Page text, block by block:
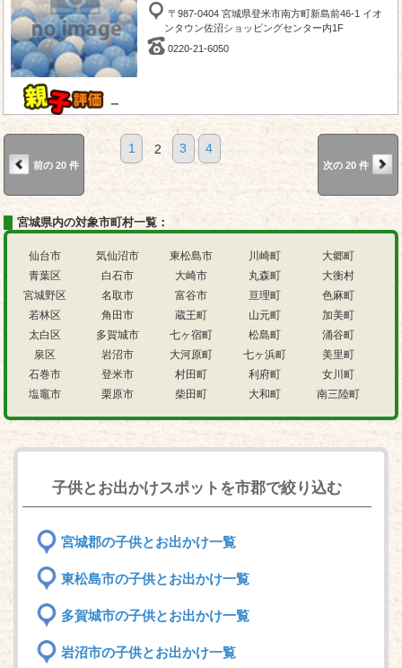
－
〒987-0404 宮城県登米市南方町新島前46-1 イオ
ンタウン佐沼ショッピングセンター内1F
0220-21-6050
前の 20 件
1 2 3 4
次の 20 件
宮城県内の対象市町村一覧：
仙台市
青葉区
宮城野区
若林区
太白区
泉区
石巻市
塩竈市
気仙沼市
白石市
名取市
角田市
多賀城市
岩沼市
登米市
栗原市
東松島市
大崎市
富谷市
蔵王町
七ヶ宿町
大河原町
村田町
柴田町
川崎町
丸森町
亘理町
山元町
松島町
七ヶ浜町
利府町
大和町
大郷町
大衡村
色麻町
加美町
涌谷町
美里町
女川町
南三陸町
子供とお出かけスポットを市郡で絞り込む
宮城郡の子供とお出かけ一覧
東松島市の子供とお出かけ一覧
多賀城市の子供とお出かけ一覧
岩沼市の子供とお出かけ一覧